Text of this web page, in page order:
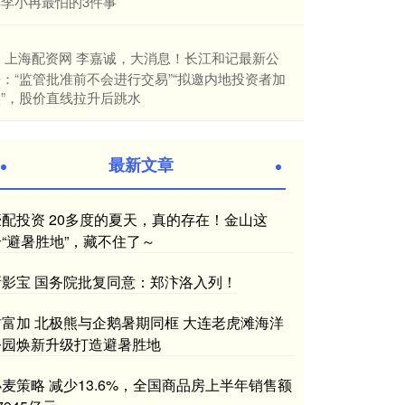
​上海配资网 李嘉诚，大消息！长江和记最新公
“监管批准前不会进行交易”“拟邀内地投资者加
，股价直线拉升后跳水
最新文章
投资 20多度的夏天，真的存在！金山这
避暑胜地”，藏不住了～
宝 国务院批复同意：郑汴洛入列！
加 北极熊与企鹅暑期同框 大连老虎滩海洋
焕新升级打造避暑胜地
策略 减少13.6%，全国商品房上半年销售额